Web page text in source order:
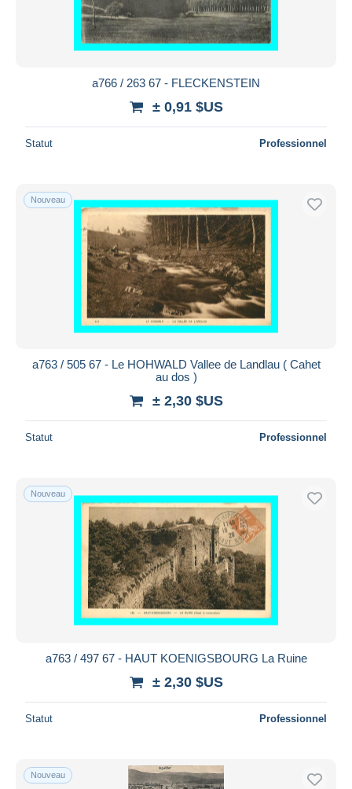
a766 / 263 67 - FLECKENSTEIN
± 0,91 $US
Statut Professionnel
Nouveau
a763 / 505 67 - Le HOHWALD Vallee de Landlau ( Cahet
au dos )
± 2,30 $US
Statut Professionnel
Nouveau
a763 / 497 67 - HAUT KOENIGSBOURG La Ruine
± 2,30 $US
Statut Professionnel
Nouveau